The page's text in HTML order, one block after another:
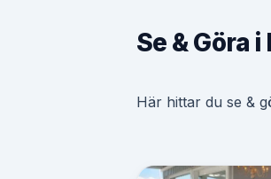
Se & Göra
Här hittar du se &